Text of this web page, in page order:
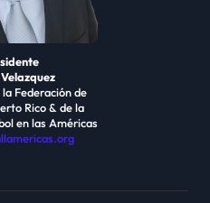
Federación de
Rico & de la
en las Américas